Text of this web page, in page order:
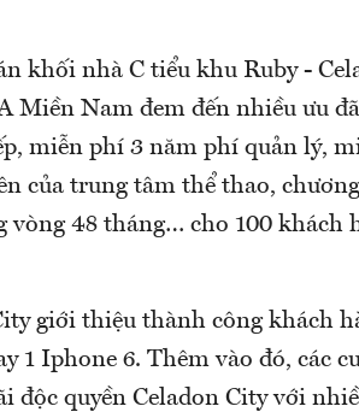
khối nhà C tiểu khu Ruby -
Miền Nam đem đến nhiều ưu
miễn phí 3 năm phí quản lý,
của trung tâm thể thao,
48 tháng… cho 100 khách
giới thiệu thành công khách
1 Iphone 6. Thêm vào đó, các
độc quyền Celadon City với